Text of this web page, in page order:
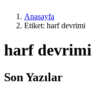
Anasayfa
Etiket: harf devrimi
harf devrimi
Son Yazılar